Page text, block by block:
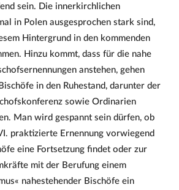
sein. Die innerkirchlichen
in Polen ausgesprochen stark sind,
Hintergrund in den kommenden
Hinzu kommt, dass für die nahe
anstehen, gehen
in den Ruhestand, darunter der
sowie Ordinarien
Man wird gespannt sein dürfen, ob
praktizierte Ernennung vorwiegend
eine Fortsetzung findet oder zur
mit der Berufung einem
nahestehender Bischöfe ein